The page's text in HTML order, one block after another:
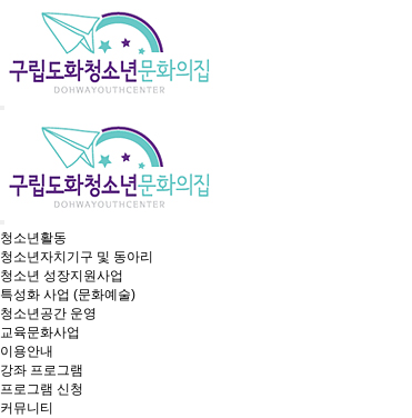
청소년활동
청소년자치기구 및 동아리
청소년 성장지원사업
특성화 사업 (문화예술)
청소년공간 운영
교육문화사업
이용안내
강좌 프로그램
프로그램 신청
커뮤니티